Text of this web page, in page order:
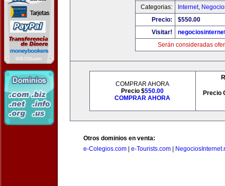
Categorias:
Internet,
Precio:
$550.00
Visitar!
Serán consideradas
COMPRAR AHORA
Precio $550.00
COMPRAR AHORA
Precio
Otros dominios en venta:
e-Colegios.com
e-Tourists.com